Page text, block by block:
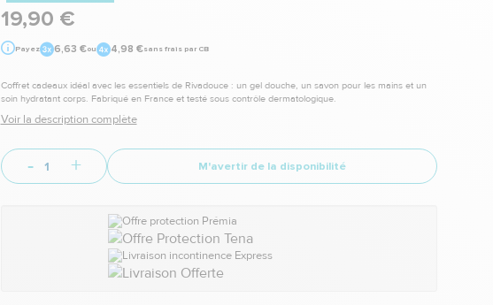
19,90 €
Payez 6,63 €ou 4,98 €sans frais par CB
Coffret cadeaux idéal avec les essentiels de Rivadouce : un gel douche, un savon pour les mains et un
soin hydratant corps. Fabriqué en France et testé sous contrôle dermatologique.
Voir la description complète
- + M'avertir de la disponibilité